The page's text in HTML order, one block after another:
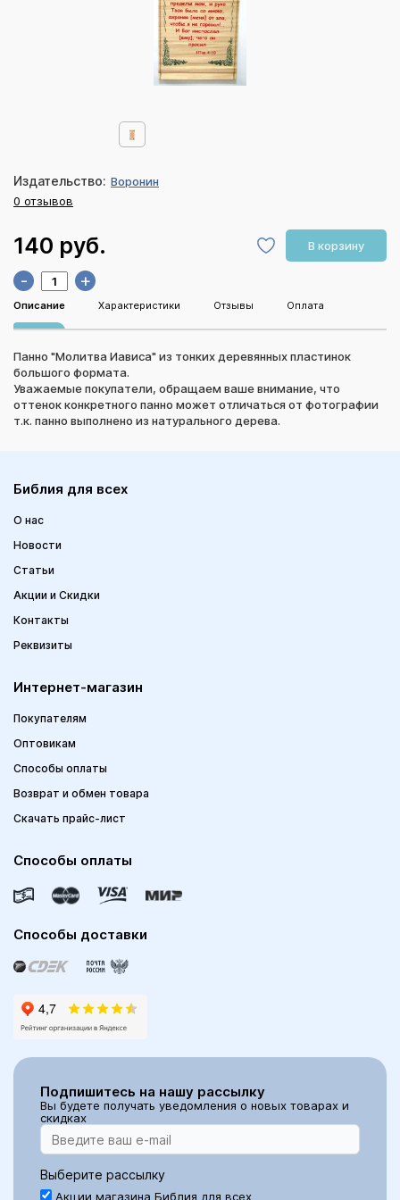
Издательство: Воронин
0 отзывов
140 руб. В корзину
- +
Описание Характеристики Отзывы Оплата
Панно "Молитва Иависа" из тонких деревянных пластинок
большого формата.
Уважаемые покупатели, обращаем ваше внимание, что
оттенок конкретного панно может отличаться от фотографии
т.к. панно выполнено из натурального дерева.
Библия для всех
О нас
Новости
Статьи
Акции и Скидки
Контакты
Реквизиты
Интернет-магазин
Покупателям
Оптовикам
Способы оплаты
Возврат и обмен товара
Скачать прайс-лист
Способы оплаты
Способы доставки
Подпишитесь на нашу рассылку
Вы будете получать уведомления о новых товарах и
скидках
Выберите рассылку
Акции магазина Библия для всех